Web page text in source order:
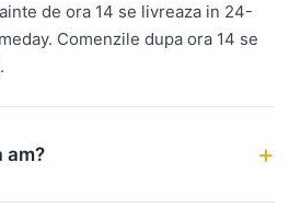
de ora 14 se livreaza in 24-
Comenzile dupa ora 14 se
am?